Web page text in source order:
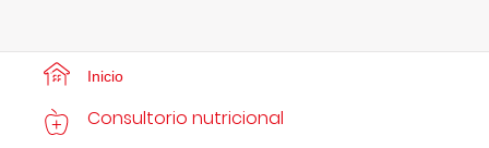
Inicio
Consultorio nutricional